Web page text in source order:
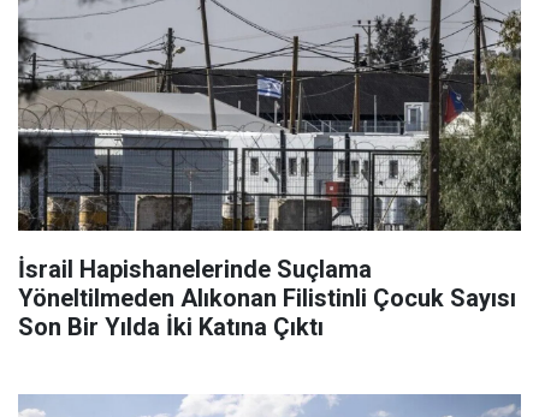
İsrail Hapishanelerinde Suçlama
Yöneltilmeden Alıkonan Filistinli Çocuk Sayısı
Son Bir Yılda İki Katına Çıktı